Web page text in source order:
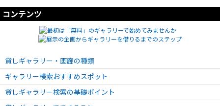
コンテンツ
貸しギャラリー・画廊の種類
ギャラリー検索おすすめスポット
貸しギャラリー検索の基礎ポイント